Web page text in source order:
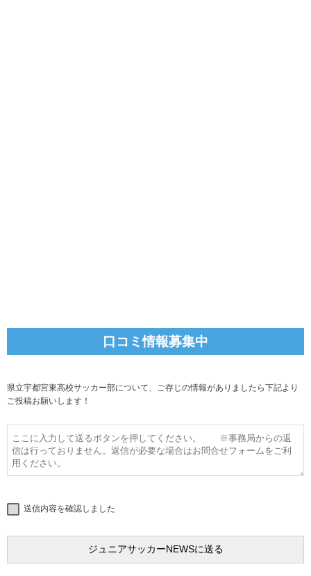
口コミ情報募集中
県立宇都宮東高校サッカー部について、ご存じの情報がありましたら下記より
ご投稿お願いします！
送信内容を確認しました